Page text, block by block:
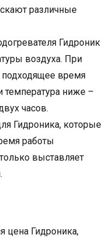
различные
Гидроник
воздуха. При
подходящее время
температура ниже –
часов.
Гидроника, которые
работы
выставляет
цена Гидроника,